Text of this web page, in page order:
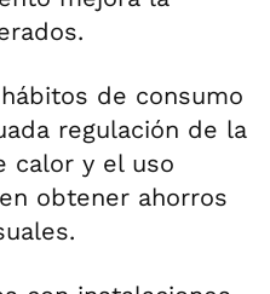
de consumo
regulación de la
calor y el uso
obtener ahorros